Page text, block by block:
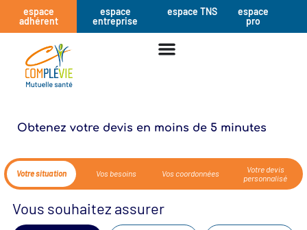
espace
adhérent
espace
entreprise
espace TNS
espace
pro
Obtenez votre devis en moins de 5 minutes
Votre situation Vos besoins Vos coordonnées
Votre devis
personnalisé
Vous souhaitez assurer